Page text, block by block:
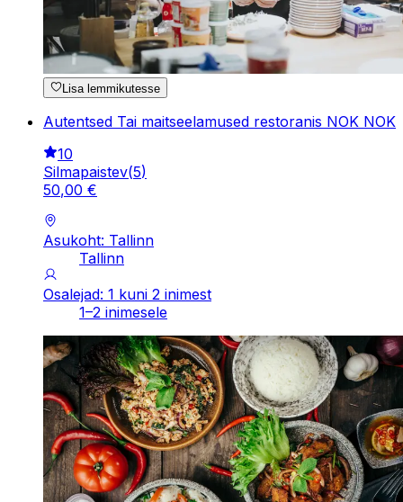
Lisa lemmikutesse
Autentsed Tai maitseelamused restoranis NOK NOK
10
Silmapaistev(5)
50,00 €
Asukoht: Tallinn
Tallinn
Osalejad: 1 kuni 2 inimest
1–2 inimesele